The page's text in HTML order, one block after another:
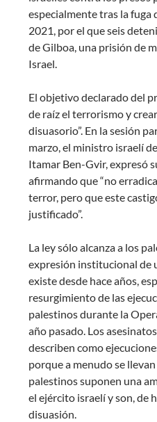
especialmente tras la fuga
2021, por el que seis
de Gilboa, una prisión de
Israel.
El objetivo declarado del
de raíz el terrorismo y
disuasorio”. En la sesión
marzo, el ministro israelí
Itamar Ben-Gvir, expresó
afirmando que “no
terror, pero que este
justificado”.
La ley sólo alcanza a los
expresión institucional de
existe desde hace años,
resurgimiento de las
palestinos durante la
año pasado. Los
describen como
porque a menudo se
palestinos suponen una
el ejército israelí y son, de
disuasión.